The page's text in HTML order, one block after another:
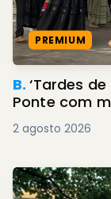
PREMIUM
B.‘Tardes
Ponte com
2 agosto 2026